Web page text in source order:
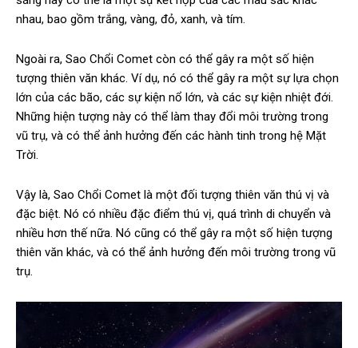
nhau, bao gồm trắng, vàng, đỏ, xanh, và tím.
Ngoài ra, Sao Chổi Comet còn có thể gây ra một số hiện
tượng thiên văn khác. Ví dụ, nó có thể gây ra một sự lựa chọn
lớn của các bão, các sự kiện nổ lớn, và các sự kiện nhiệt đới.
Những hiện tượng này có thể làm thay đổi môi trường trong
vũ trụ, và có thể ảnh hưởng đến các hành tinh trong hệ Mặt
Trời.
Vậy là, Sao Chổi Comet là một đối tượng thiên văn thú vị và
đặc biệt. Nó có nhiều đặc điểm thú vị, quá trình di chuyển và
nhiều hơn thế nữa. Nó cũng có thể gây ra một số hiện tượng
thiên văn khác, và có thể ảnh hưởng đến môi trường trong vũ
trụ.